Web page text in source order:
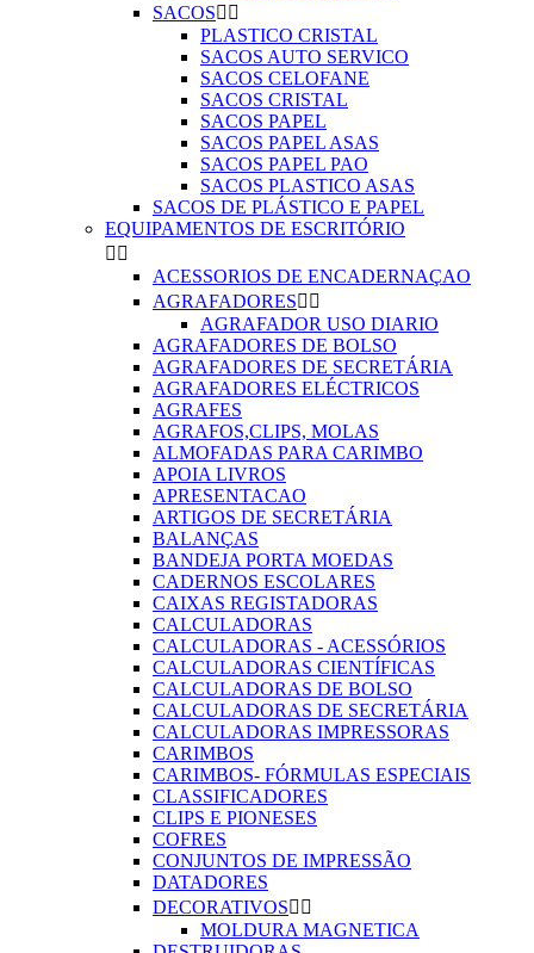
SACOS 
PLASTICO CRISTAL
SACOS AUTO SERVICO
SACOS CELOFANE
SACOS CRISTAL
SACOS PAPEL
SACOS PAPEL ASAS
SACOS PAPEL PAO
SACOS PLASTICO ASAS
SACOS DE PLÁSTICO E PAPEL
EQUIPAMENTOS DE ESCRITÓRIO
 
ACESSORIOS DE ENCADERNAÇAO
AGRAFADORES 
AGRAFADOR USO DIARIO
AGRAFADORES DE BOLSO
AGRAFADORES DE SECRETÁRIA
AGRAFADORES ELÉCTRICOS
AGRAFES
AGRAFOS,CLIPS, MOLAS
ALMOFADAS PARA CARIMBO
APOIA LIVROS
APRESENTACAO
ARTIGOS DE SECRETÁRIA
BALANÇAS
BANDEJA PORTA MOEDAS
CADERNOS ESCOLARES
CAIXAS REGISTADORAS
CALCULADORAS
CALCULADORAS - ACESSÓRIOS
CALCULADORAS CIENTÍFICAS
CALCULADORAS DE BOLSO
CALCULADORAS DE SECRETÁRIA
CALCULADORAS IMPRESSORAS
CARIMBOS
CARIMBOS- FÓRMULAS ESPECIAIS
CLASSIFICADORES
CLIPS E PIONESES
COFRES
CONJUNTOS DE IMPRESSÃO
DATADORES
DECORATIVOS 
MOLDURA MAGNETICA